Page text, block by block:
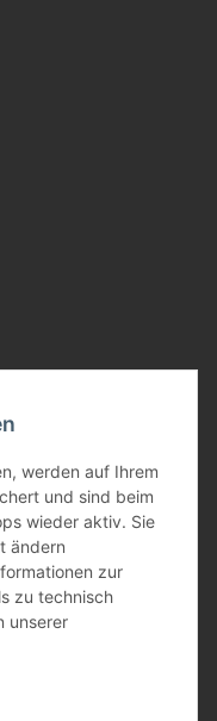
werden auf Ihrem
und sind beim
wieder aktiv. Sie
ändern
zur
zu technisch
unserer